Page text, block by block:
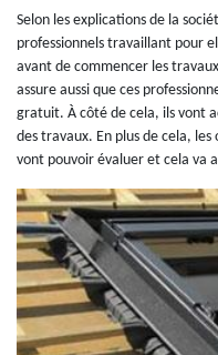
Selon les explications de la
professionnels travaillant pour
avant de commencer les
assure aussi que ces
gratuit. À côté de cela, ils vont
des travaux. En plus de cela,
vont pouvoir évaluer et cela va